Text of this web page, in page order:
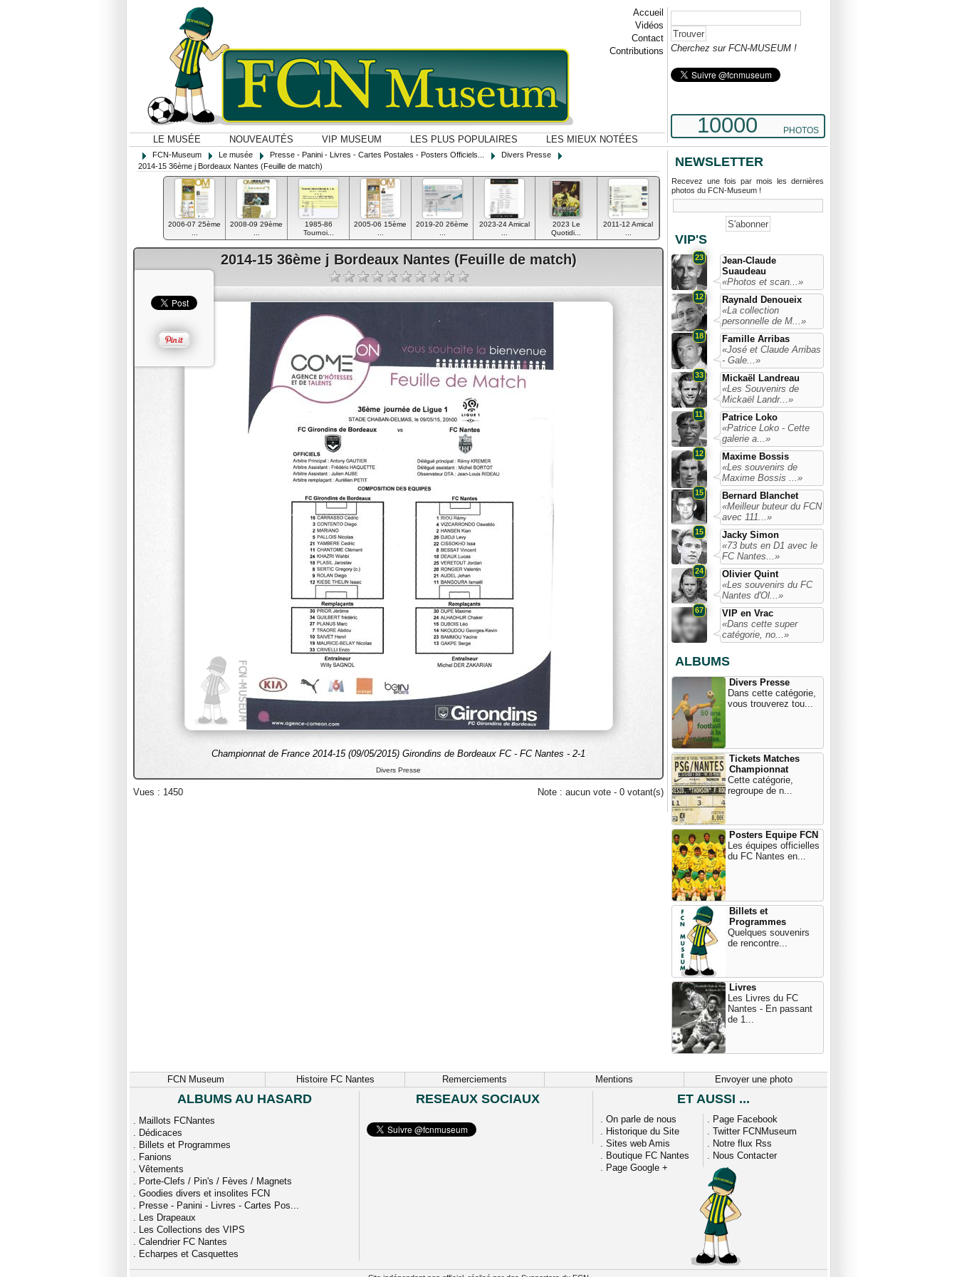
Accueil
Vidéos
Contact
Contributions
LE MUSÉE NOUVEAUTÉS VIP MUSEUM LES PLUS POPULAIRES LES MIEUX NOTÉES
Cherchez sur FCN-MUSEUM !
10000 PHOTOS
FCN-Museum Le musée Presse - Panini - Livres - Cartes Postales - Posters Officiels...
Divers Presse
2014-15 36ème j Bordeaux Nantes (Feuille de match)
2006-07 25ème
2008-09 29ème
1985-86
Tournoi...
2005-06 15ème
2019-20 26ème
2023-24 Amical
2023 Le
Quotidi...
2011-12 Amical
2014-15 36ème j Bordeaux Nantes (Feuille de match)
Championnat de France 2014-15 (09/05/2015) Girondins de Bordeaux FC - FC Nantes - 2-1
Divers Presse
Vues : 1450 Note : aucun vote - 0 votant(s)
NEWSLETTER
Recevez une fois par mois les dernières
photos du FCN-Museum !
VIP'S
23
Jean-Claude
Suaudeau
«Photos et scan...»
12
Raynald Denoueix
«La collection
personnelle de M...»
18
Famille Arribas
«José et Claude Arribas
- Gale...»
33
Mickaël Landreau
«Les Souvenirs de
Mickaël Landr...»
11
Patrice Loko
«Patrice Loko - Cette
galerie a...»
12
Maxime Bossis
«Les souvenirs de
Maxime Bossis ...»
15
Bernard Blanchet
«Meilleur buteur du FCN
avec 111...»
15
Jacky Simon
«73 buts en D1 avec le
FC Nantes...»
24
Olivier Quint
«Les souvenirs du FC
Nantes d'Ol...»
67
VIP en Vrac
«Dans cette super
catégorie, no...»
ALBUMS
Divers Presse
Dans cette catégorie,
vous trouverez tou...
Tickets Matches
Championnat
Cette catégorie,
regroupe de n...
Posters Equipe FCN
Les équipes officielles
du FC Nantes en...
Billets et
Programmes
Quelques souvenirs
de rencontre...
Livres
Les Livres du FC
Nantes - En passant
de 1...
FCN Museum Histoire FC Nantes Remerciements Mentions Envoyer une photo
ALBUMS AU HASARD
. Maillots FCNantes
. Dédicaces
. Billets et Programmes
. Fanions
. Vêtements
. Porte-Clefs / Pin's / Fèves / Magnets
. Goodies divers et insolites FCN
. Presse - Panini - Livres - Cartes Pos...
. Les Drapeaux
. Les Collections des VIPS
. Calendrier FC Nantes
. Echarpes et Casquettes
RESEAUX SOCIAUX ET AUSSI ...
. On parle de nous
. Historique du Site
. Sites web Amis
. Boutique FC Nantes
. Page Google +
. Page Facebook
. Twitter FCNMuseum
. Notre flux Rss
. Nous Contacter